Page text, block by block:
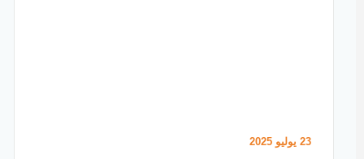
23 يوليو 2025